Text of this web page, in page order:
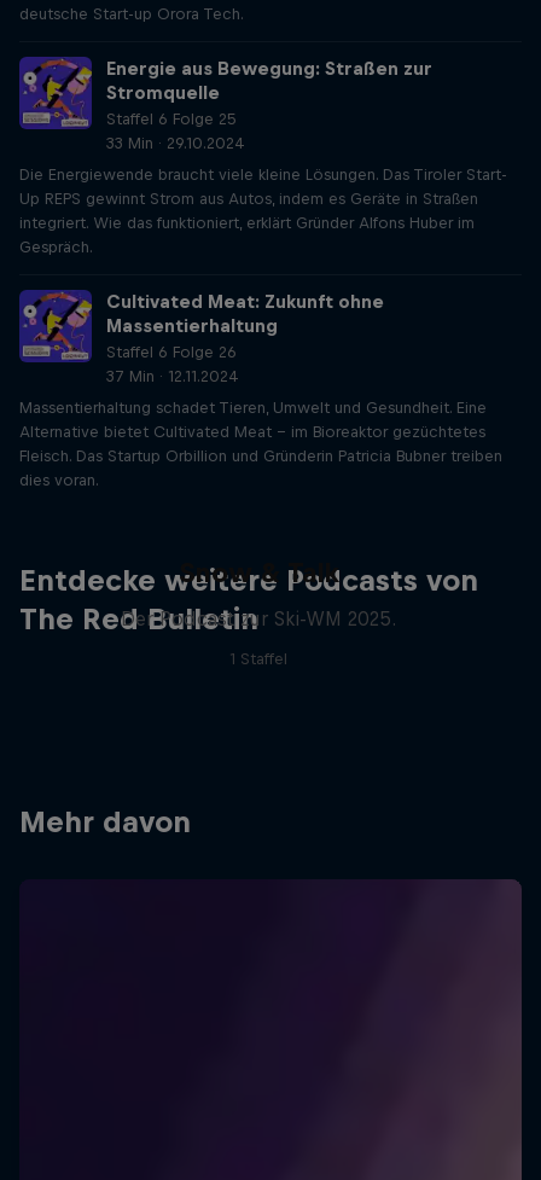
deutsche Start-up Orora Tech.
Energie aus Bewegung: Straßen zur
Stromquelle
Staffel 6 Folge 25
33 Min · 29.10.2024
Die Energiewende braucht viele kleine Lösungen. Das Tiroler Start-
Up REPS gewinnt Strom aus Autos, indem es Geräte in Straßen
integriert. Wie das funktioniert, erklärt Gründer Alfons Huber im
Gespräch.
Cultivated Meat: Zukunft ohne
Massentierhaltung
Staffel 6 Folge 26
37 Min · 12.11.2024
Massentierhaltung schadet Tieren, Umwelt und Gesundheit. Eine
Alternative bietet Cultivated Meat – im Bioreaktor gezüchtetes
Fleisch. Das Startup Orbillion und Gründerin Patricia Bubner treiben
dies voran.
Entdecke weitere Podcasts von
The Red Bulletin
Snow & Talk
Der Podcast zur Ski-WM 2025.
1 Staffel
Mehr davon